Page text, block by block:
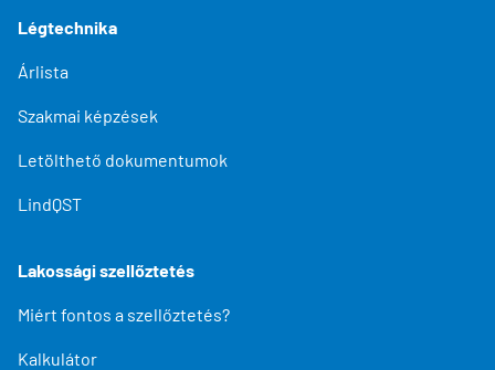
Légtechnika
Árlista
Szakmai képzések
Letölthető dokumentumok
LindQST
Lakossági szellőztetés
Miért fontos a szellőztetés?
Kalkulátor